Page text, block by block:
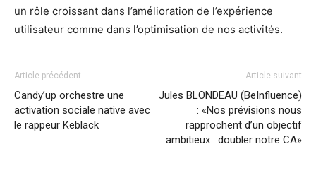
un rôle croissant dans l’amélioration de l’expérience
utilisateur comme dans l’optimisation de nos activités.
Article précédent
Candy’up orchestre une
activation sociale native avec
le rappeur Keblack
Article suivant
Jules BLONDEAU (BeInfluence)
: «Nos prévisions nous
rapprochent d’un objectif
ambitieux : doubler notre CA»